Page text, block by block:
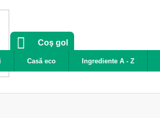
COŞ
CUMPĂRĂTURI
Coş gol
Casă eco Ingrediente A - Z